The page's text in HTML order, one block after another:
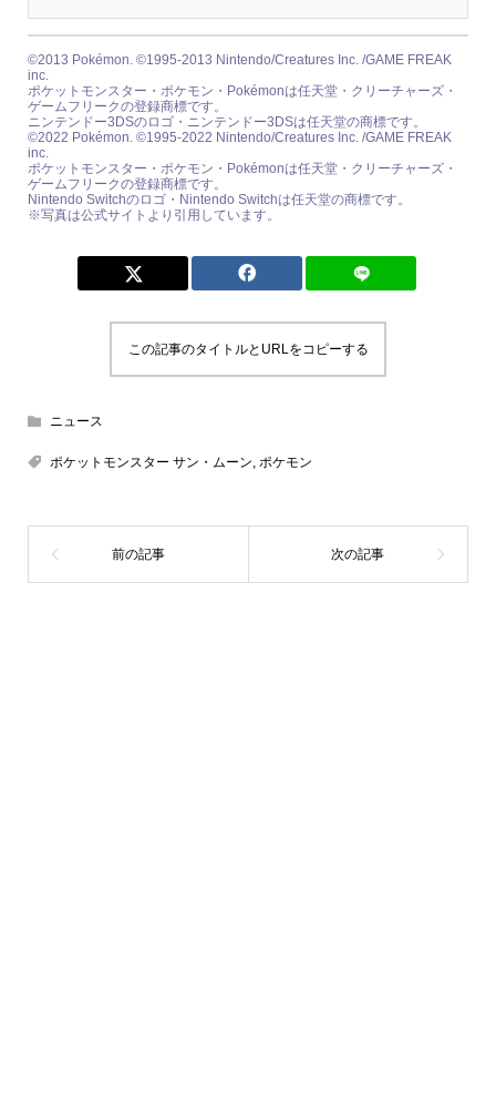
©2013 Pokémon. ©1995-2013 Nintendo/Creatures Inc. /GAME FREAK
inc.
ポケットモンスター・ポケモン・Pokémonは任天堂・クリーチャーズ・
ゲームフリークの登録商標です。
ニンテンドー3DSのロゴ・ニンテンドー3DSは任天堂の商標です。
©2022 Pokémon. ©1995-2022 Nintendo/Creatures Inc. /GAME FREAK
inc.
ポケットモンスター・ポケモン・Pokémonは任天堂・クリーチャーズ・
ゲームフリークの登録商標です。
Nintendo Switchのロゴ・Nintendo Switchは任天堂の商標です。
※写真は公式サイトより引用しています。
この記事のタイトルとURLをコピーする
ニュース
ポケットモンスター サン・ムーン ポケモン